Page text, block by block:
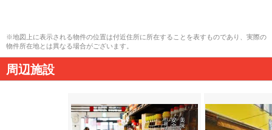
※地図上に表示される物件の位置は付近住所に所在することを表すものであり、実際の
物件所在地とは異なる場合がございます。
周辺施設